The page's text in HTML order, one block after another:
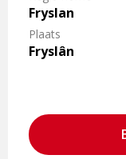
Fryslan
Plaats
Fryslân